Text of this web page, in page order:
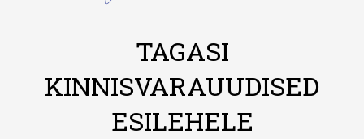
TAGASI
KINNISVARAUUDISED
ESILEHELE